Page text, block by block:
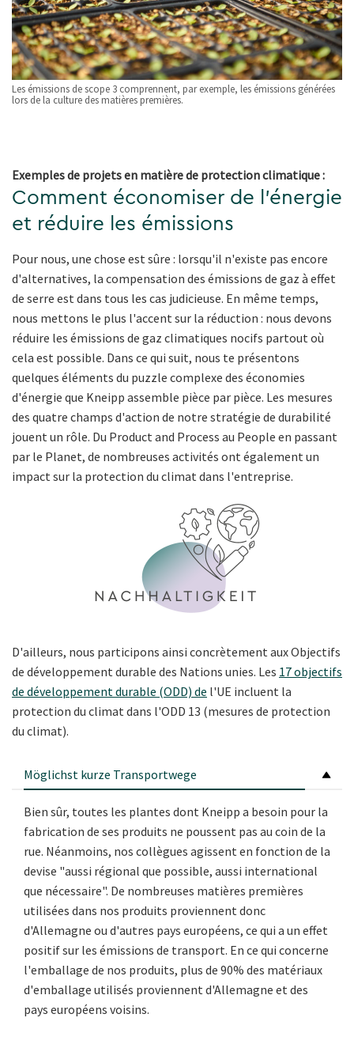
Les émissions de scope 3 comprennent, par exemple, les émissions générées
lors de la culture des matières premières.
Exemples de projets en matière de protection climatique :
Comment économiser de l'énergie
et réduire les émissions
Pour nous, une chose est sûre : lorsqu'il n'existe pas encore
d'alternatives, la compensation des émissions de gaz à effet
de serre est dans tous les cas judicieuse. En même temps,
nous mettons le plus l'accent sur la réduction : nous devons
réduire les émissions de gaz climatiques nocifs partout où
cela est possible. Dans ce qui suit, nous te présentons
quelques éléments du puzzle complexe des économies
d'énergie que Kneipp assemble pièce par pièce. Les mesures
des quatre champs d'action de notre stratégie de durabilité
jouent un rôle. Du Product and Process au People en passant
par le Planet, de nombreuses activités ont également un
impact sur la protection du climat dans l'entreprise.
D'ailleurs, nous participons ainsi concrètement aux Objectifs
de développement durable des Nations unies. Les 17 objectifs
de développement durable (ODD) de l'UE incluent la
protection du climat dans l'ODD 13 (mesures de protection
du climat).
Möglichst kurze Transportwege
Bien sûr, toutes les plantes dont Kneipp a besoin pour la
fabrication de ses produits ne poussent pas au coin de la
rue. Néanmoins, nos collègues agissent en fonction de la
devise "aussi régional que possible, aussi international
que nécessaire". De nombreuses matières premières
utilisées dans nos produits proviennent donc
d'Allemagne ou d'autres pays européens, ce qui a un effet
positif sur les émissions de transport. En ce qui concerne
l'emballage de nos produits, plus de 90% des matériaux
d'emballage utilisés proviennent d'Allemagne et des
pays européens voisins.